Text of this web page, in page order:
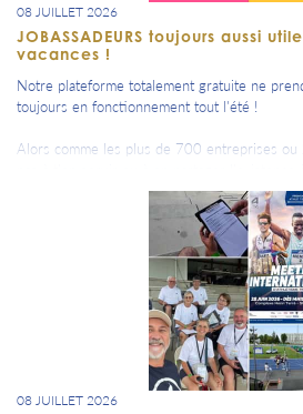
08 JUILLET 2026
JOBASSADEURS toujours aussi
vacances !
Notre plateforme totalement gratuite ne
toujours en fonctionnement tout l'été !
Alors comme les plus de 700 entreprises
professionnels et personnels.
Grâce à la communauté Aubassadeurs,
ont été pris, de nombreux stages,
De nombreuses offres ou profils arrivent à la
08 JUILLET 2026